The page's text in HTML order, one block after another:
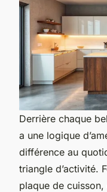
Derrière chaque
a une logique
différence au
triangle d’activité.
plaque de